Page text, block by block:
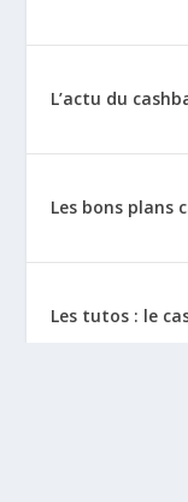
L’actu du
Les bons plans
Les tutos : le